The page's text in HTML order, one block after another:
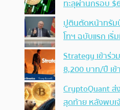
ทะลุผ่านกรอบ
ปูตินตัดหน้าทรัม
โทฯ ฉบับแรก เ
Strategy เข้าร่
8,200 บาท/ปี เ
CryptoQuant
สุดท้าย หลังพบเ